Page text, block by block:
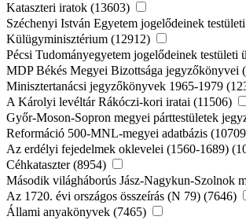
Kataszteri iratok (13603)
Széchenyi István Egyetem jogelődeinek
Külügyminisztérium (12912)
Pécsi Tudományegyetem jogelődeinek testületi
MDP Békés Megyei Bizottsága jegyzőkönyvei
Minisztertanácsi jegyzőkönyvek 1965-1979
A Károlyi levéltár Rákóczi-kori iratai (11506)
Győr-Moson-Sopron megyei párttestületek
Reformáció 500-MNL-megyei adatbázis
Az erdélyi fejedelmek oklevelei (1560-1689)
Céhkataszter (8954)
Második világháborús Jász-Nagykun-Szolnok
Az 1720. évi országos összeírás (N 79) (7646)
Állami anyakönyvek (7465)